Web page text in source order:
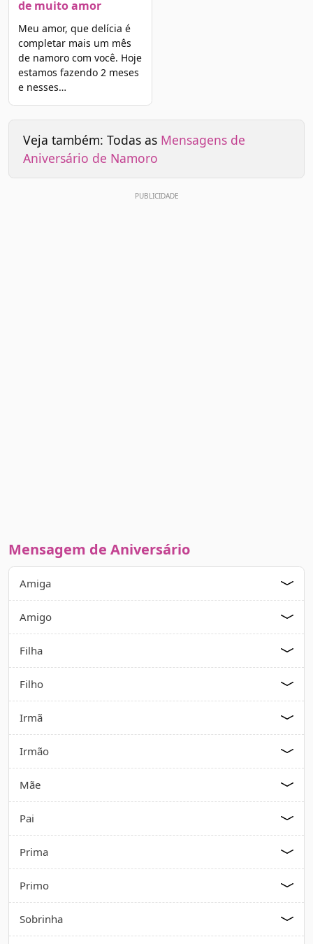
de muito amor
Meu amor, que delícia é
completar mais um mês
de namoro com você. Hoje
estamos fazendo 2 meses
e nesses…
Veja também: Todas as Mensagens de
Aniversário de Namoro
Mensagem de Aniversário
Amiga
Amigo
Filha
Filho
Irmã
Irmão
Mãe
Pai
Prima
Primo
Sobrinha